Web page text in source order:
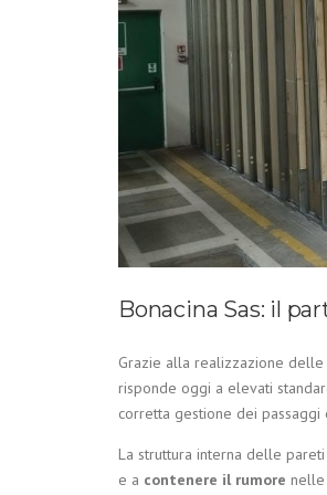
Bonacina Sas: il
Grazie alla realizzazione delle
risponde oggi a elevati
corretta gestione dei
La struttura interna delle
e a contenere il rumore nelle